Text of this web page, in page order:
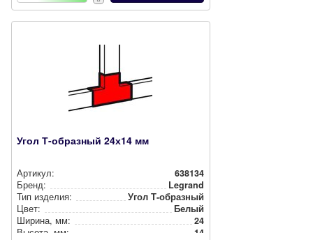
Угол Т-образный 24х14 мм
Артикул:
638134
Бренд:
Legrand
Тип изделия:
Угол Т-образный
Цвет:
Белый
Ширина, мм:
24
Высота, мм:
14